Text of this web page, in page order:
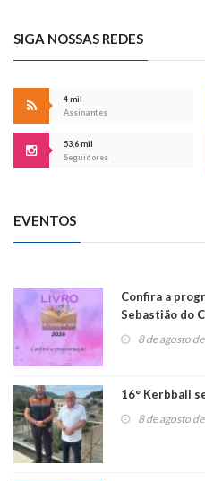
SIGA NOSSAS REDES
4 mil
Assinantes
53,6 mil
Seguidores
EVENTOS
Confira a
Sebastião do
8 de agosto
16° Kerbball
8 de agosto